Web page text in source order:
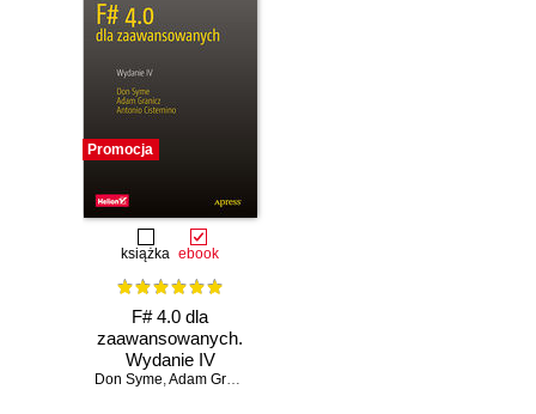
Promocja
książka ebook
F# 4.0 dla
zaawansowanych.
Wydanie IV
Don Syme,Adam Granicz